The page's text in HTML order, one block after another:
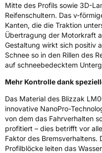
3PMSF /
EisgripNein
EPREL ID 381343
Allgemeine
Salceto
Mitte des Profils sowie 3D-
Reifenschultern. Das v-
Kanten, die die Traktion
Übertragung der Motorkraft
Gestaltung wirkt sich positiv
Schnee so in den Rillen des
auf schneebedecktem
Mehr Kontrolle dank
Das Material des Blizzak
innovative NanoPro-
von dem das Fahrverhalten
profitiert – dies betrifft vor
Faktor des
Profilblöcke leiten das